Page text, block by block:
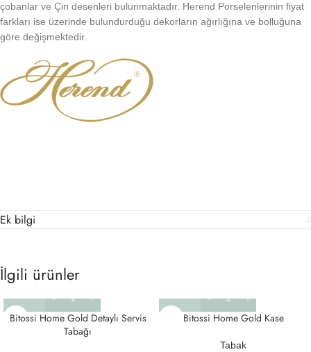
çobanlar ve Çin desenleri bulunmaktadır. Herend Porselenlerinin fiyat
farkları ise üzerinde bulundurduğu dekorların ağırlığına ve bolluğuna
göre değişmektedir.
Ek bilgi
İlgili ürünler
Bitossi Home Gold Detaylı Servis
Tabağı
Bitossi Home Gold Kase
Tabak